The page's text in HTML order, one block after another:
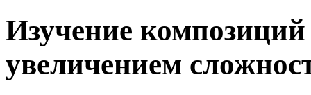
Изучение
увеличением